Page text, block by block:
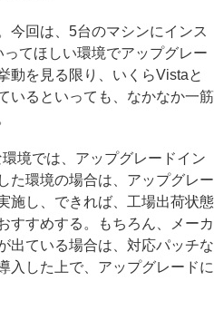
今回は、5台のマシンにインス
てほしい環境でアップグレー
動を見る限り、いくらVistaと
いるといっても、なかなか一筋
境では、アップグレードイン
た環境の場合は、アップグレー
施し、できれば、工場出荷状態
すすめする。もちろん、メーカ
出ている場合は、対応パッチな
入した上で、アップグレードに